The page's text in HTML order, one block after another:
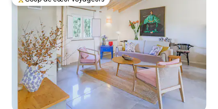
Coups de cœur voyageurs les plus appréciés